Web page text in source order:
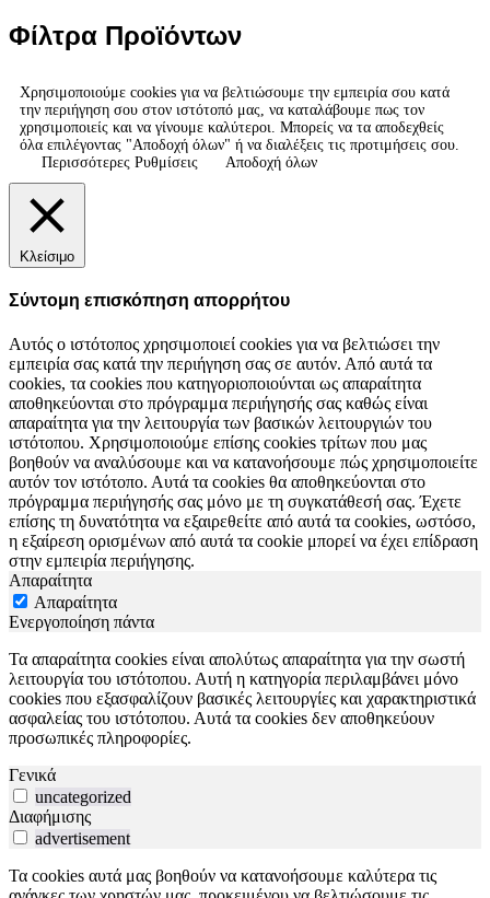
Φίλτρα Προϊόντων
Χρησιμοποιούμε cookies για να βελτιώσουμε την εμπειρία σου κατά
την περιήγηση σου στον ιστότοπό μας, να καταλάβουμε πως τον
χρησιμοποιείς και να γίνουμε καλύτεροι. Μπορείς να τα αποδεχθείς
όλα επιλέγοντας "Αποδοχή όλων" ή να διαλέξεις τις προτιμήσεις σου.
Περισσότερες Ρυθμίσεις
Αποδοχή όλων
Κλείσιμο
Σύντομη επισκόπηση απορρήτου
Αυτός ο ιστότοπος χρησιμοποιεί cookies για να βελτιώσει την
εμπειρία σας κατά την περιήγηση σας σε αυτόν. Από αυτά τα
cookies, τα cookies που κατηγοριοποιούνται ως απαραίτητα
αποθηκεύονται στο πρόγραμμα περιήγησής σας καθώς είναι
απαραίτητα για την λειτουργία των βασικών λειτουργιών του
ιστότοπου. Χρησιμοποιούμε επίσης cookies τρίτων που μας
βοηθούν να αναλύσουμε και να κατανοήσουμε πώς χρησιμοποιείτε
αυτόν τον ιστότοπο. Αυτά τα cookies θα αποθηκεύονται στο
πρόγραμμα περιήγησής σας μόνο με τη συγκατάθεσή σας. Έχετε
επίσης τη δυνατότητα να εξαιρεθείτε από αυτά τα cookies, ωστόσο,
η εξαίρεση ορισμένων από αυτά τα cookie μπορεί να έχει επίδραση
στην εμπειρία περιήγησης.
Απαραίτητα
Απαραίτητα
Ενεργοποίηση πάντα
Τα απαραίτητα cookies είναι απολύτως απαραίτητα για την σωστή
λειτουργία του ιστότοπου. Αυτή η κατηγορία περιλαμβάνει μόνο
cookies που εξασφαλίζουν βασικές λειτουργίες και χαρακτηριστικά
ασφαλείας του ιστότοπου. Αυτά τα cookies δεν αποθηκεύουν
προσωπικές πληροφορίες.
Γενικά
uncategorized
Διαφήμισης
advertisement
Τα cookies αυτά μας βοηθούν να κατανοήσουμε καλύτερα τις